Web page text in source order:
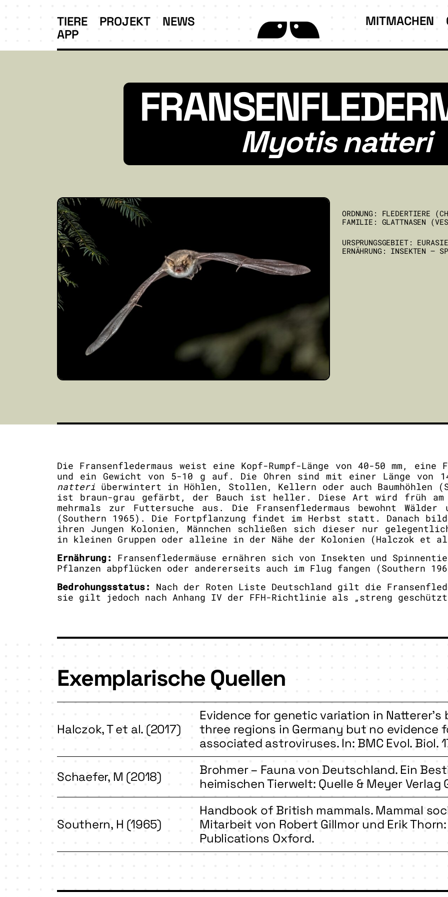
TIERE PROJEKT
NEWS
APP
MITMACHEN
Myotis natteri
ORDNUNG: FLEDERTIERE
FAMILIE: GLATTNASEN
URSPRUNGSGEBIET:
ERNÄHRUNG: INSEKTEN –
Die Fransenfledermaus weist eine Kopf-Rumpf-Länge von 40-50 mm, eine
und ein Gewicht von 5-10 g auf. Die Ohren sind mit einer Länge von
natteri überwintert in Höhlen, Stollen, Kellern oder auch Baumhöhlen
ist braun-grau gefärbt, der Bauch ist heller. Diese Art wird früh
mehrmals zur Futtersuche aus. Die Fransenfledermaus bewohnt
(Southern 1965). Die Fortpflanzung findet im Herbst statt. Danach
ihren Jungen Kolonien, Männchen schließen sich dieser nur
in kleinen Gruppen oder alleine in der Nähe der Kolonien (Halczok et
Ernährung:
Fransenfledermäuse ernähren sich von Insekten und
Pflanzen abpflücken oder andererseits auch im Flug fangen (Southern
Bedrohungsstatus:
Nach der Roten Liste Deutschland gilt die
sie gilt jedoch nach Anhang IV der FFH-Richtlinie als „streng
Exemplarische Quellen
Halczok, T et al. (2017)
Evidence for genetic variation in Natterer’s
three regions in Germany but no
associated astroviruses. In: BMC Evol. Biol.
Schaefer, M (2018)
Brohmer – Fauna von Deutschland. Ein
heimischen Tierwelt: Quelle & Meyer Verlag
Southern, H (1965)
Handbook of British mammals. Mammal
Mitarbeit von Robert Gillmor und Erik
Publications Oxford.